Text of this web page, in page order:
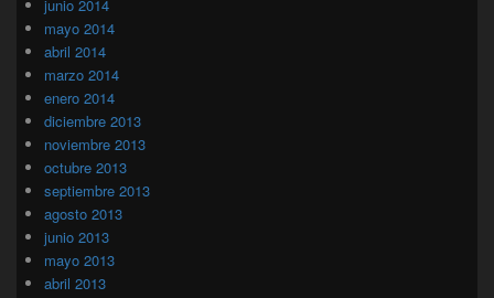
junio 2014
mayo 2014
abril 2014
marzo 2014
enero 2014
diciembre 2013
noviembre 2013
octubre 2013
septiembre 2013
agosto 2013
junio 2013
mayo 2013
abril 2013